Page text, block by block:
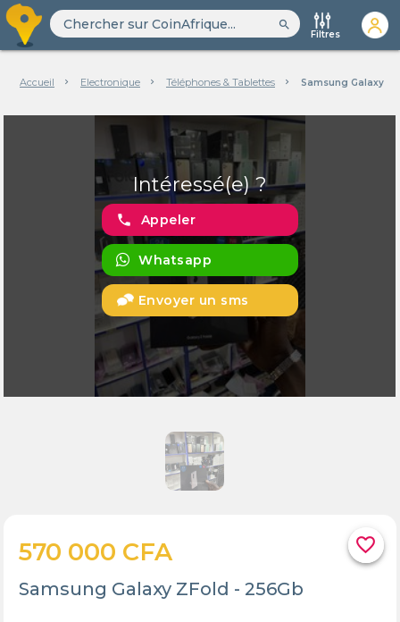
search
Filtres
Accueil Electronique Téléphones & Tablettes Samsung Galaxy
Intéressé(e) ?
phone Appeler
Whatsapp
Envoyer un sms
favorite_border
570 000 CFA
Samsung Galaxy ZFold - 256Gb